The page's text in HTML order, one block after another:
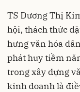
TS Dương Thị
hội, thách thức
hưng văn hóa
phát huy tiềm
trong xây dựng
kinh doanh là